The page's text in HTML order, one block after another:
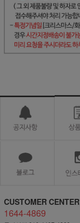
CUSTOMER CENTER
1644-4869